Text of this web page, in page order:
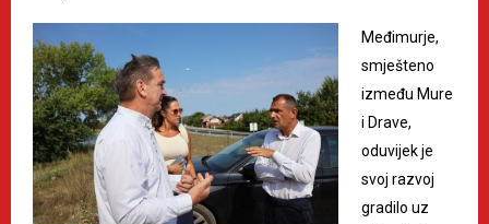
Međimurje,
smješteno
između Mure
i Drave,
oduvijek je
svoj razvoj
gradilo uz